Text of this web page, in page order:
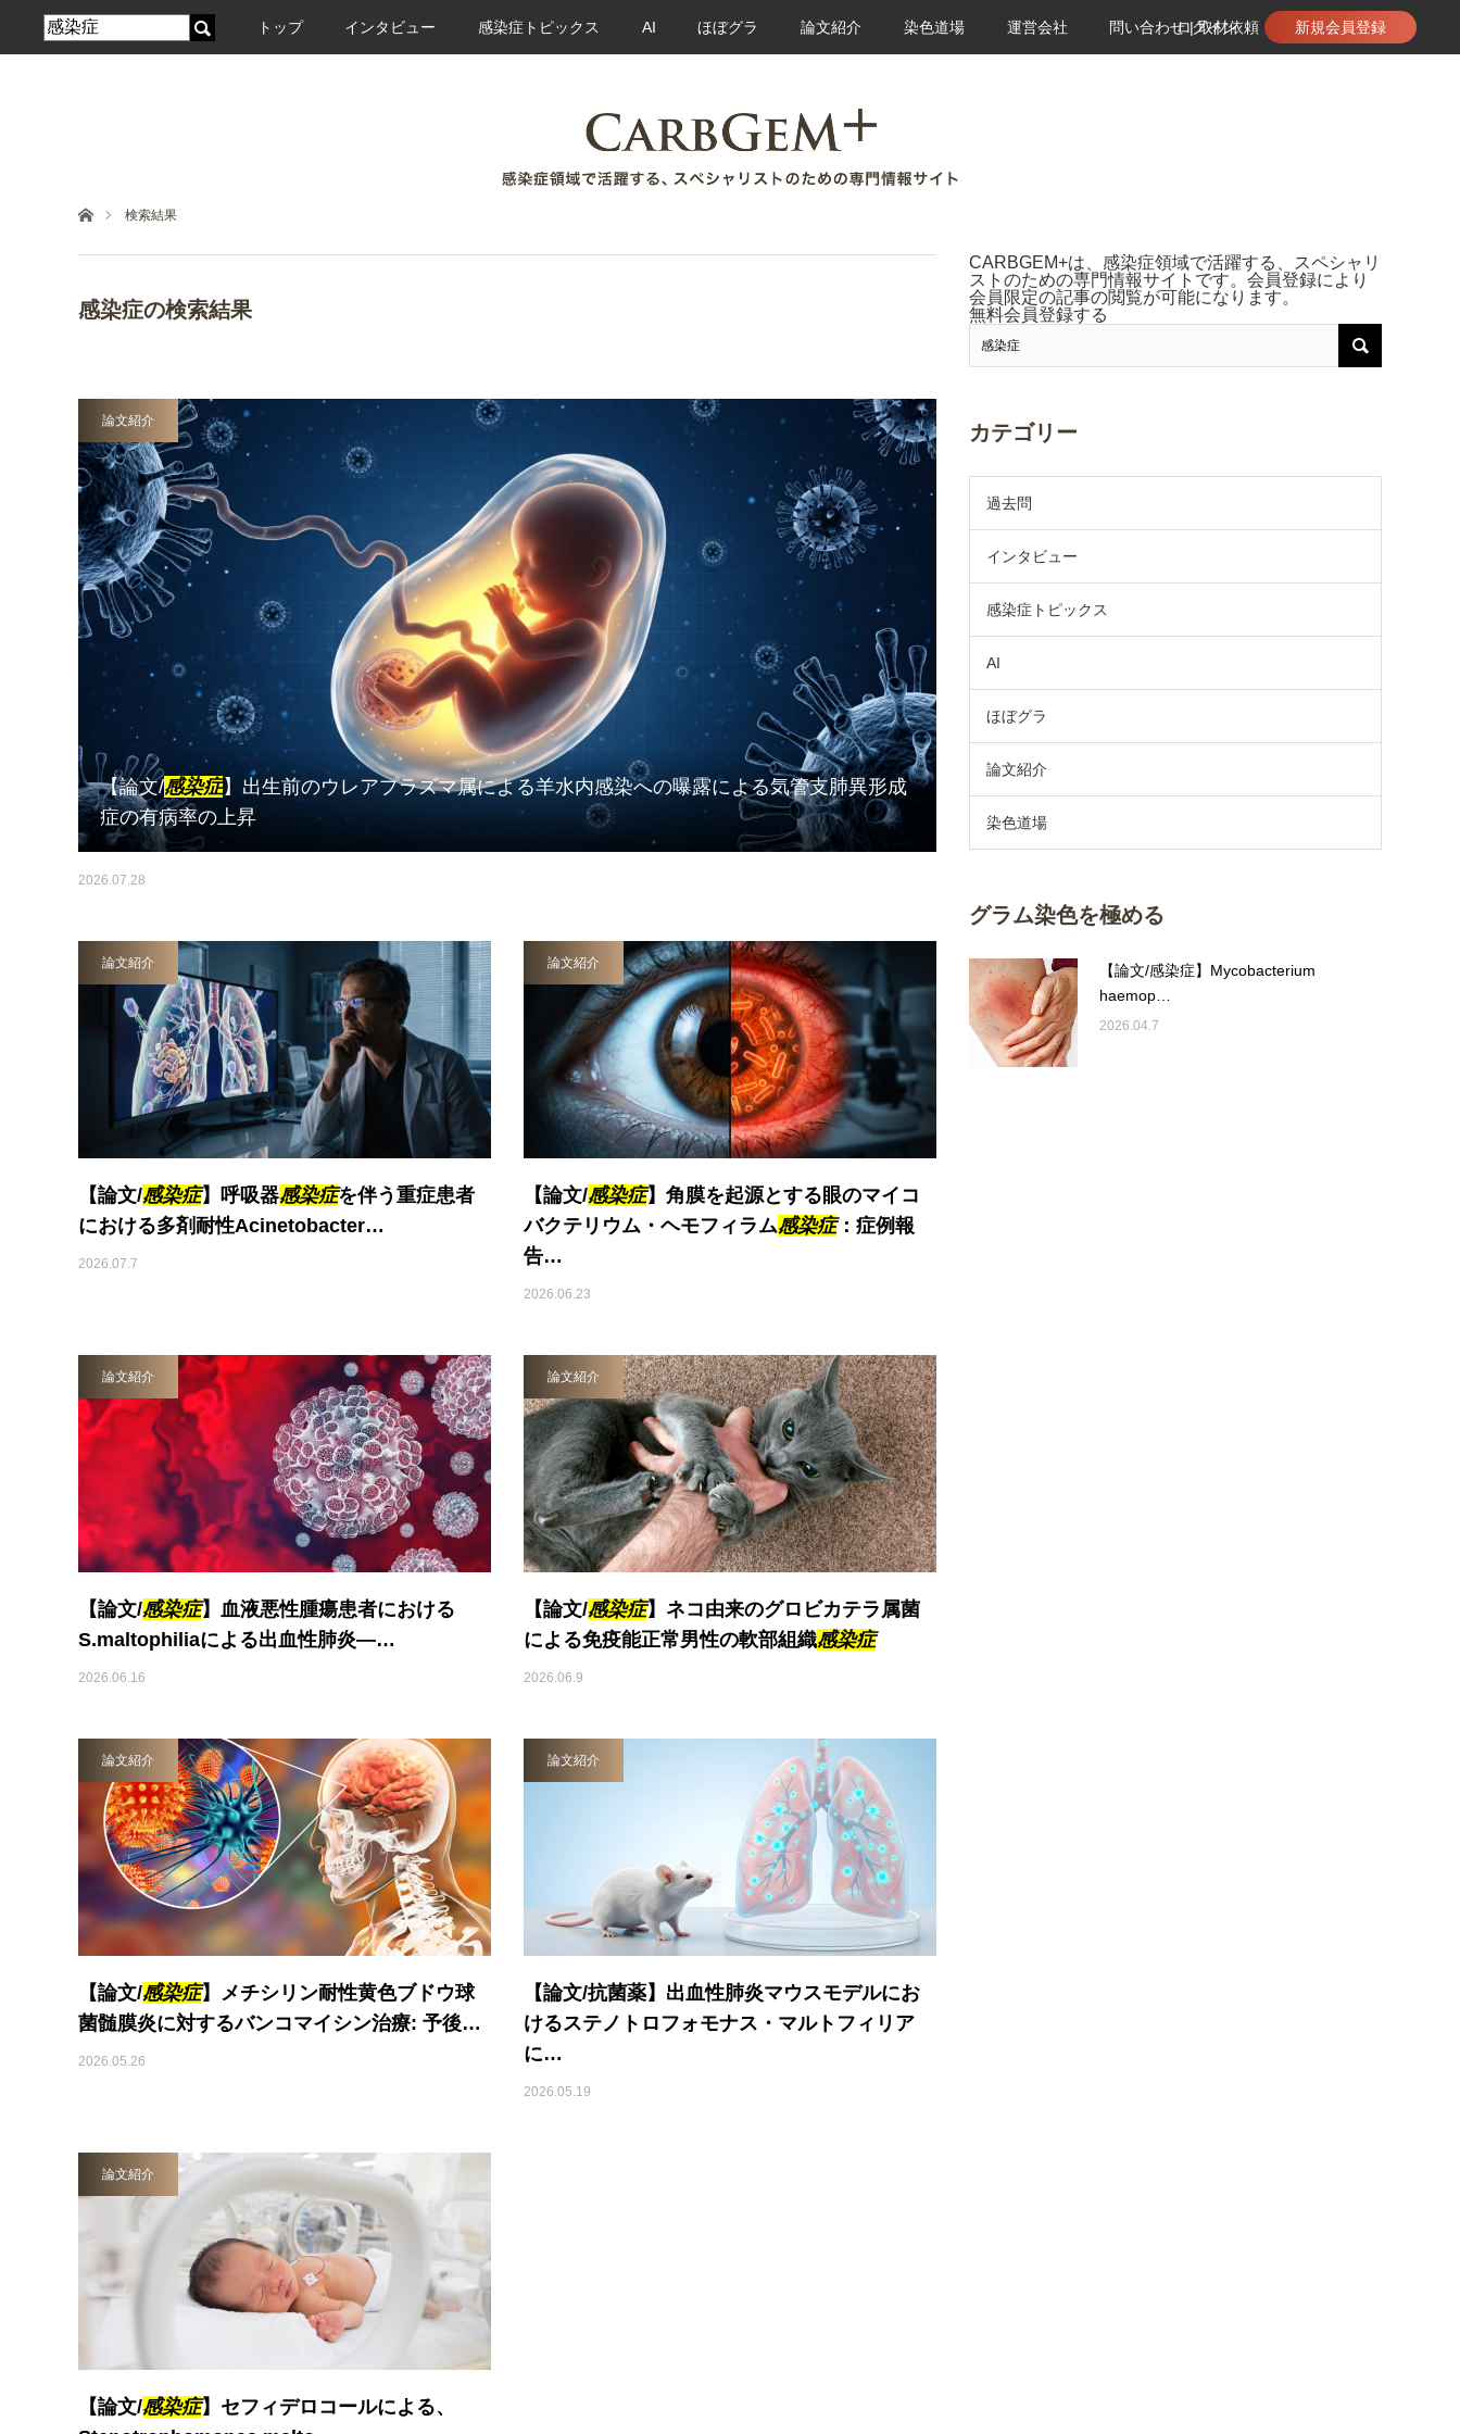
トップ インタビュー 感染症トピックス AI ほぼグラ 論文紹介 染色道場 運営会社 問い合わせ | 取材依頼
ログイン 新規会員登録
ホーム検索結果
感染症の検索結果
論文紹介
【論文/感染症】出生前のウレアプラズマ属による羊水内感染への曝露による気管支肺異形成
症の有病率の上昇
2026.07.28
論文紹介
【論文/感染症】呼吸器感染症を伴う重症患者
における多剤耐性Acinetobacter…
2026.07.7
論文紹介
【論文/感染症】角膜を起源とする眼のマイコ
バクテリウム・ヘモフィラム感染症：症例報
告…
2026.06.23
論文紹介
【論文/感染症】血液悪性腫瘍患者における
S.maltophiliaによる出血性肺炎―…
2026.06.16
論文紹介
【論文/感染症】ネコ由来のグロビカテラ属菌
による免疫能正常男性の軟部組織感染症
2026.06.9
論文紹介
【論文/感染症】メチシリン耐性黄色ブドウ球
菌髄膜炎に対するバンコマイシン治療: 予後…
2026.05.26
論文紹介
【論文/抗菌薬】出血性肺炎マウスモデルにお
けるステノトロフォモナス・マルトフィリア
に…
2026.05.19
論文紹介
【論文/感染症】セフィデロコールによる、
CARBGEM+は、感染症領域で活躍する、スペシャリ
ストのための専門情報サイトです。会員登録により
会員限定の記事の閲覧が可能になります。
無料会員登録する
カテゴリー
過去問
インタビュー
感染症トピックス
AI
ほぼグラ
論文紹介
染色道場
グラム染色を極める
【論文/感染症】Mycobacterium
haemop…
2026.04.7